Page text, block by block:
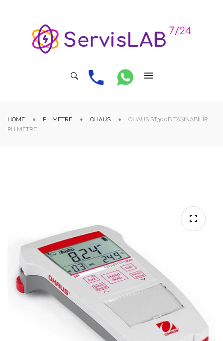
HOME PH METRE OHAUS
OHAUS ST300B TAŞINABILIR
PH METRE